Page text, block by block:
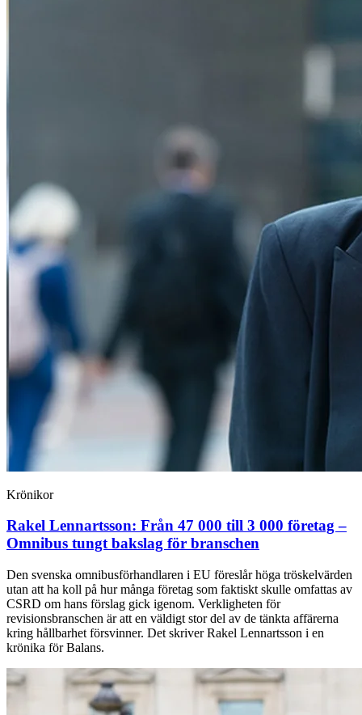
Krönikor
Rakel Lennartsson: Från 47 000 till 3 000 företag –
Omnibus tungt bakslag för branschen
Den svenska omnibusförhandlaren i EU föreslår höga tröskelvärden
utan att ha koll på hur många företag som faktiskt skulle omfattas av
CSRD om hans förslag gick igenom. Verkligheten för
revisionsbranschen är att en väldigt stor del av de tänkta affärerna
kring hållbarhet försvinner. Det skriver Rakel Lennartsson i en
krönika för Balans.